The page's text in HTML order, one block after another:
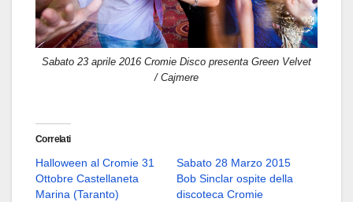
Sabato 23 aprile 2016 Cromie Disco presenta Green Velvet
/ Cajmere
Correlati
Halloween al Cromie 31
Ottobre Castellaneta
Marina (Taranto)
Sabato 28 Marzo 2015
Bob Sinclar ospite della
discoteca Cromie